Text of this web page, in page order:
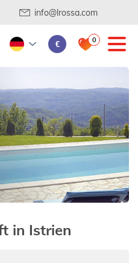
info@lrossa.com
€ 0
in Istrien